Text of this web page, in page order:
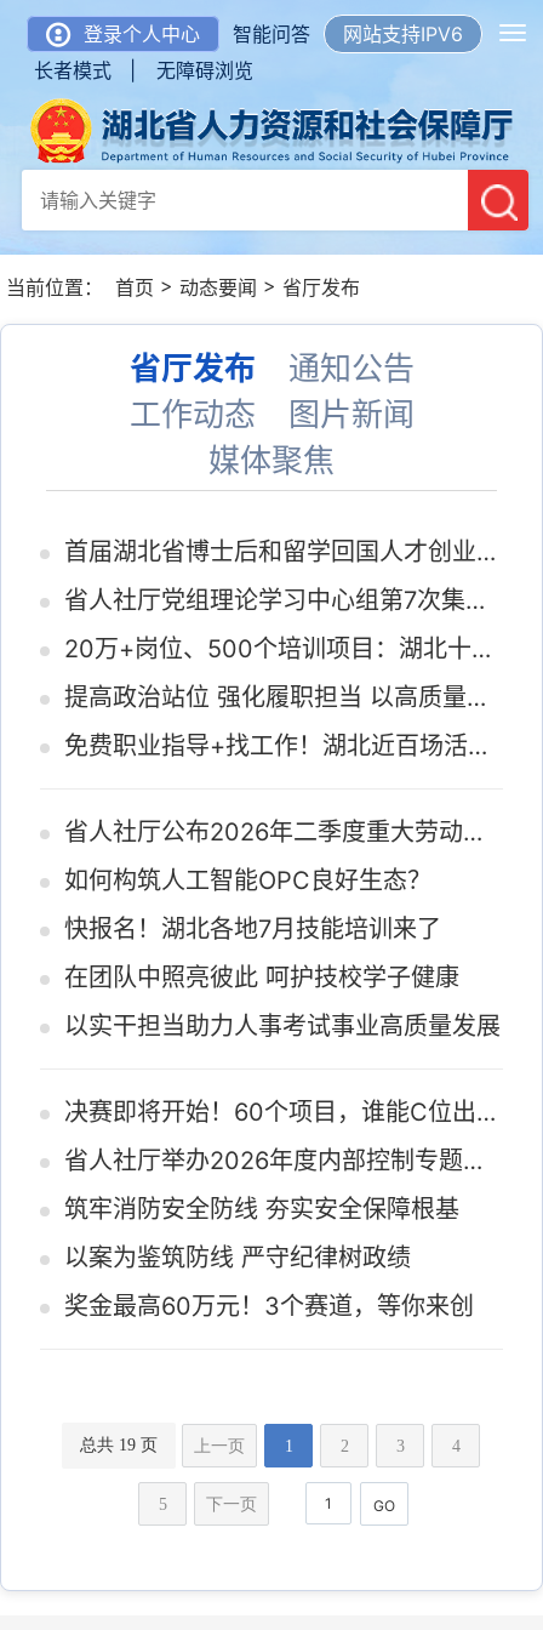
登录个人中心 智能问答
网站支持IPV6
长者模式 |
无障碍浏览
当前位置： 首页 > 动态要闻 > 省厅发布
省厅发布
通知公告
工作动态
图片新闻
媒体聚焦
首届湖北省博士后和留学回国人才创业训练营在浙举行
省人社厅党组理论学习中心组第7次集体学习会议举行
20万+岗位、500个培训项目：湖北十大就业服务举措发布！
提高政治站位 强化履职担当 以高质量监督执纪保障人社事业高质量发展
免费职业指导+找工作！湖北近百场活动，快报名！
省人社厅公布2026年二季度重大劳动保障违法行为案件
如何构筑人工智能OPC良好生态？
快报名！湖北各地7月技能培训来了
在团队中照亮彼此 呵护技校学子健康
以实干担当助力人事考试事业高质量发展
决赛即将开始！60个项目，谁能C位出道？
省人社厅举办2026年度内部控制专题培训
筑牢消防安全防线 夯实安全保障根基
以案为鉴筑防线 严守纪律树政绩
奖金最高60万元！3个赛道，等你来创
总共 19 页 上一页 1 2 3 4
5 下一页